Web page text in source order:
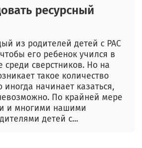
ресурсный
из родителей детей с РАС
его ребенок учился в
сверстников. Но на
такое количество
иногда начинает казаться,
По крайней мере
и многими нашими
детей с...